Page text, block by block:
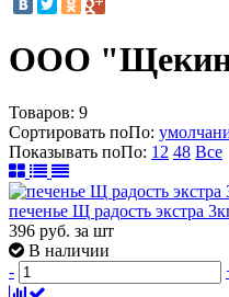
ООО
Товаров: 9
Сортировать поПо:
Показывать поПо: 12 48 Все
печенье Щ радость экстра
396 руб. за шт
В наличии
-